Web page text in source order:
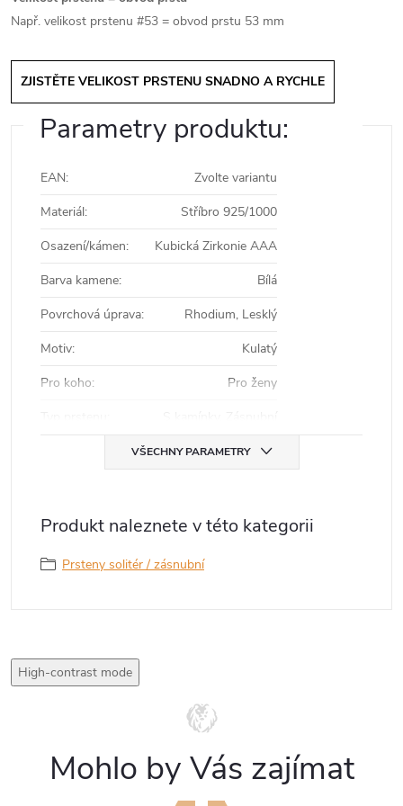
Např. velikost prstenu #53 = obvod prstu 53 mm
ZJISTĚTE VELIKOST PRSTENU SNADNO A RYCHLE
Parametry produktu:
EAN:
Zvolte variantu
Materiál:
Stříbro 925/1000
Osazení/kámen:
Kubická Zirkonie AAA
Barva kamene:
Bílá
Povrchová úprava:
Rhodium, Lesklý
Motiv:
Kulatý
Pro koho:
Pro ženy
VŠECHNY PARAMETRY
Produkt naleznete v této kategorii
Prsteny solitér / zásnubní
High-contrast mode
Mohlo by Vás zajímat